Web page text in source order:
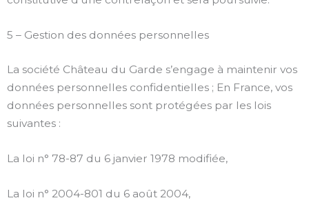
5 – Gestion des données personnelles
La société Château du Garde s’engage à maintenir vos
données personnelles confidentielles ; En France, vos
données personnelles sont protégées par les lois
suivantes :
La loi n° 78-87 du 6 janvier 1978 modifiée,
La loi n° 2004-801 du 6 août 2004,